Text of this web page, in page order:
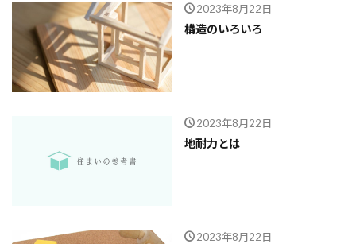
2023年8月22日
構造のいろいろ
2023年8月22日
地耐力とは
2023年8月22日